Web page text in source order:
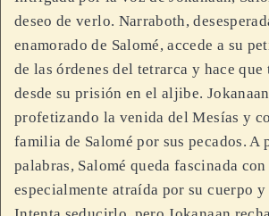
deseo de verlo. Narraboth,
enamorado de Salomé, accede a su
de las órdenes del tetrarca y hace
desde su prisión en el aljibe.
profetizando la venida del Mesías y
familia de Salomé por sus pecados. A
palabras, Salomé queda fascinada
especialmente atraída por su cuerpo